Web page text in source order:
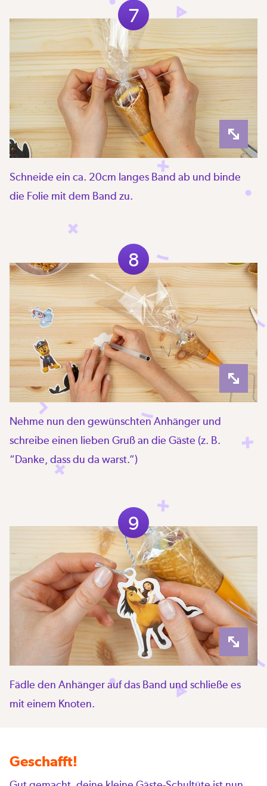
7
Schneide ein ca. 20cm langes Band ab und binde
die Folie mit dem Band zu.
8
Nehme nun den gewünschten Anhänger und
schreibe einen lieben Gruß an die Gäste (z. B.
“Danke, dass du da warst.”)
9
Fädle den Anhänger auf das Band und schließe es
mit einem Knoten.
Geschafft!